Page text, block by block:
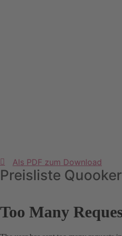
Als PDF zum Download
Preisliste Quooker